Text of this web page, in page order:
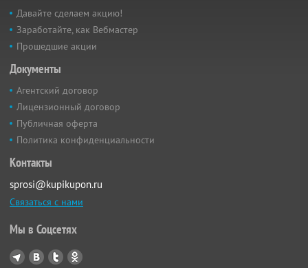
Давайте сделаем акцию!
Заработайте, как Вебмастер
Прошедшие акции
Документы
Агентский договор
Лицензионный договор
Публичная оферта
Политика конфиденциальности
Контакты
sprosi@kupikupon.ru
Связаться с нами
Мы в Соцсетях